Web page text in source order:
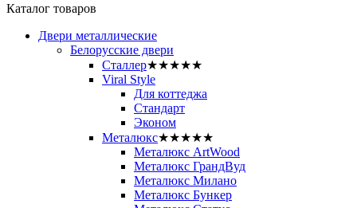
Каталог товаров
Двери металлические
Белорусские двери
Сталлер★★★★★
Viral Style
Для коттеджа
Стандарт
Эконом
Металюкс★★★★★
Металюкс ArtWood
Металюкс ГрандВуд
Металюкс Милано
Металюкс Бункер